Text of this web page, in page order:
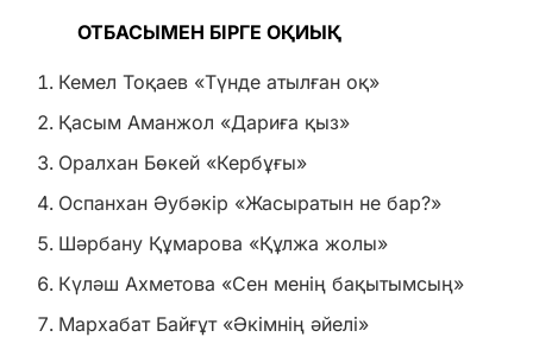
ОТБАСЫМЕН БІРГЕ ОҚИЫҚ
Кемел Тоқаев «Түнде атылған оқ»
Қасым Аманжол «Дариға қыз»
Оралхан Бөкей «Кербұғы»
Оспанхан Әубәкір «Жасыратын не бар?»
Шәрбану Құмарова «Құлжа жолы»
Күләш Ахметова «Сен менің бақытымсың»
Мархабат Байғұт «Әкімнің әйелі»